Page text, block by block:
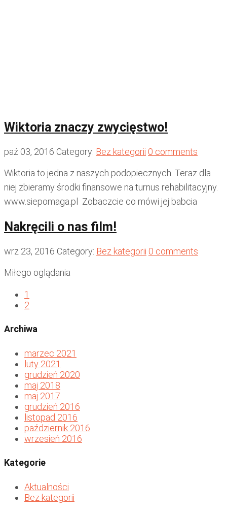
Wiktoria znaczy zwycięstwo!
paź 03, 2016 Category: Bez kategorii 0 comments
Wiktoria to jedna z naszych podopiecznych. Teraz dla
niej zbieramy środki finansowe na turnus rehabilitacyjny.
www.siepomaga.pl Zobaczcie co mówi jej babcia
Nakręcili o nas film!
wrz 23, 2016 Category: Bez kategorii 0 comments
Miłego oglądania
1
2
Archiwa
marzec 2021
luty 2021
grudzień 2020
maj 2018
maj 2017
grudzień 2016
listopad 2016
październik 2016
wrzesień 2016
Kategorie
Aktualności
Bez kategorii